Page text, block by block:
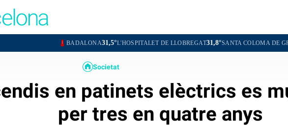
31,5°L'HOSPITALET DE LLOBREGAT31,8°SANTA COLOMA DE GRAMENET31,6°
Societat
en patinets elèctrics es
per tres en quatre anys